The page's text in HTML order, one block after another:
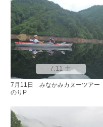
7.11 土
7月11日 みなかみカヌーツアー
のりP